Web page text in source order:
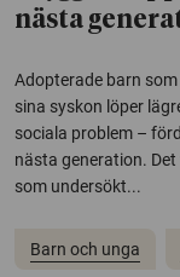
nästa
Adopterade barn
sina syskon löper
sociala problem –
nästa generation.
som undersökt...
Barn och unga